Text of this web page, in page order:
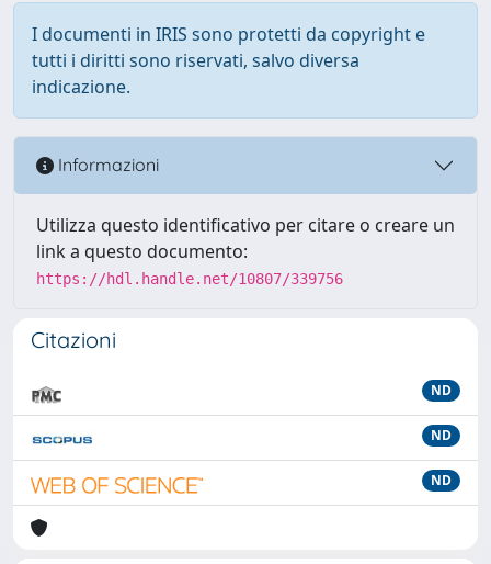
I documenti in IRIS sono protetti da copyright e
tutti i diritti sono riservati, salvo diversa
indicazione.
Informazioni
Utilizza questo identificativo per citare o creare un
link a questo documento:
https://hdl.handle.net/10807/339756
Citazioni
ND
ND
ND